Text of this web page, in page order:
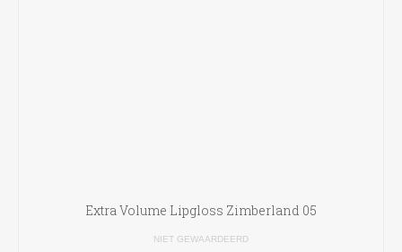
Extra Volume Lipgloss Zimberland 05
NIET GEWAARDEERD